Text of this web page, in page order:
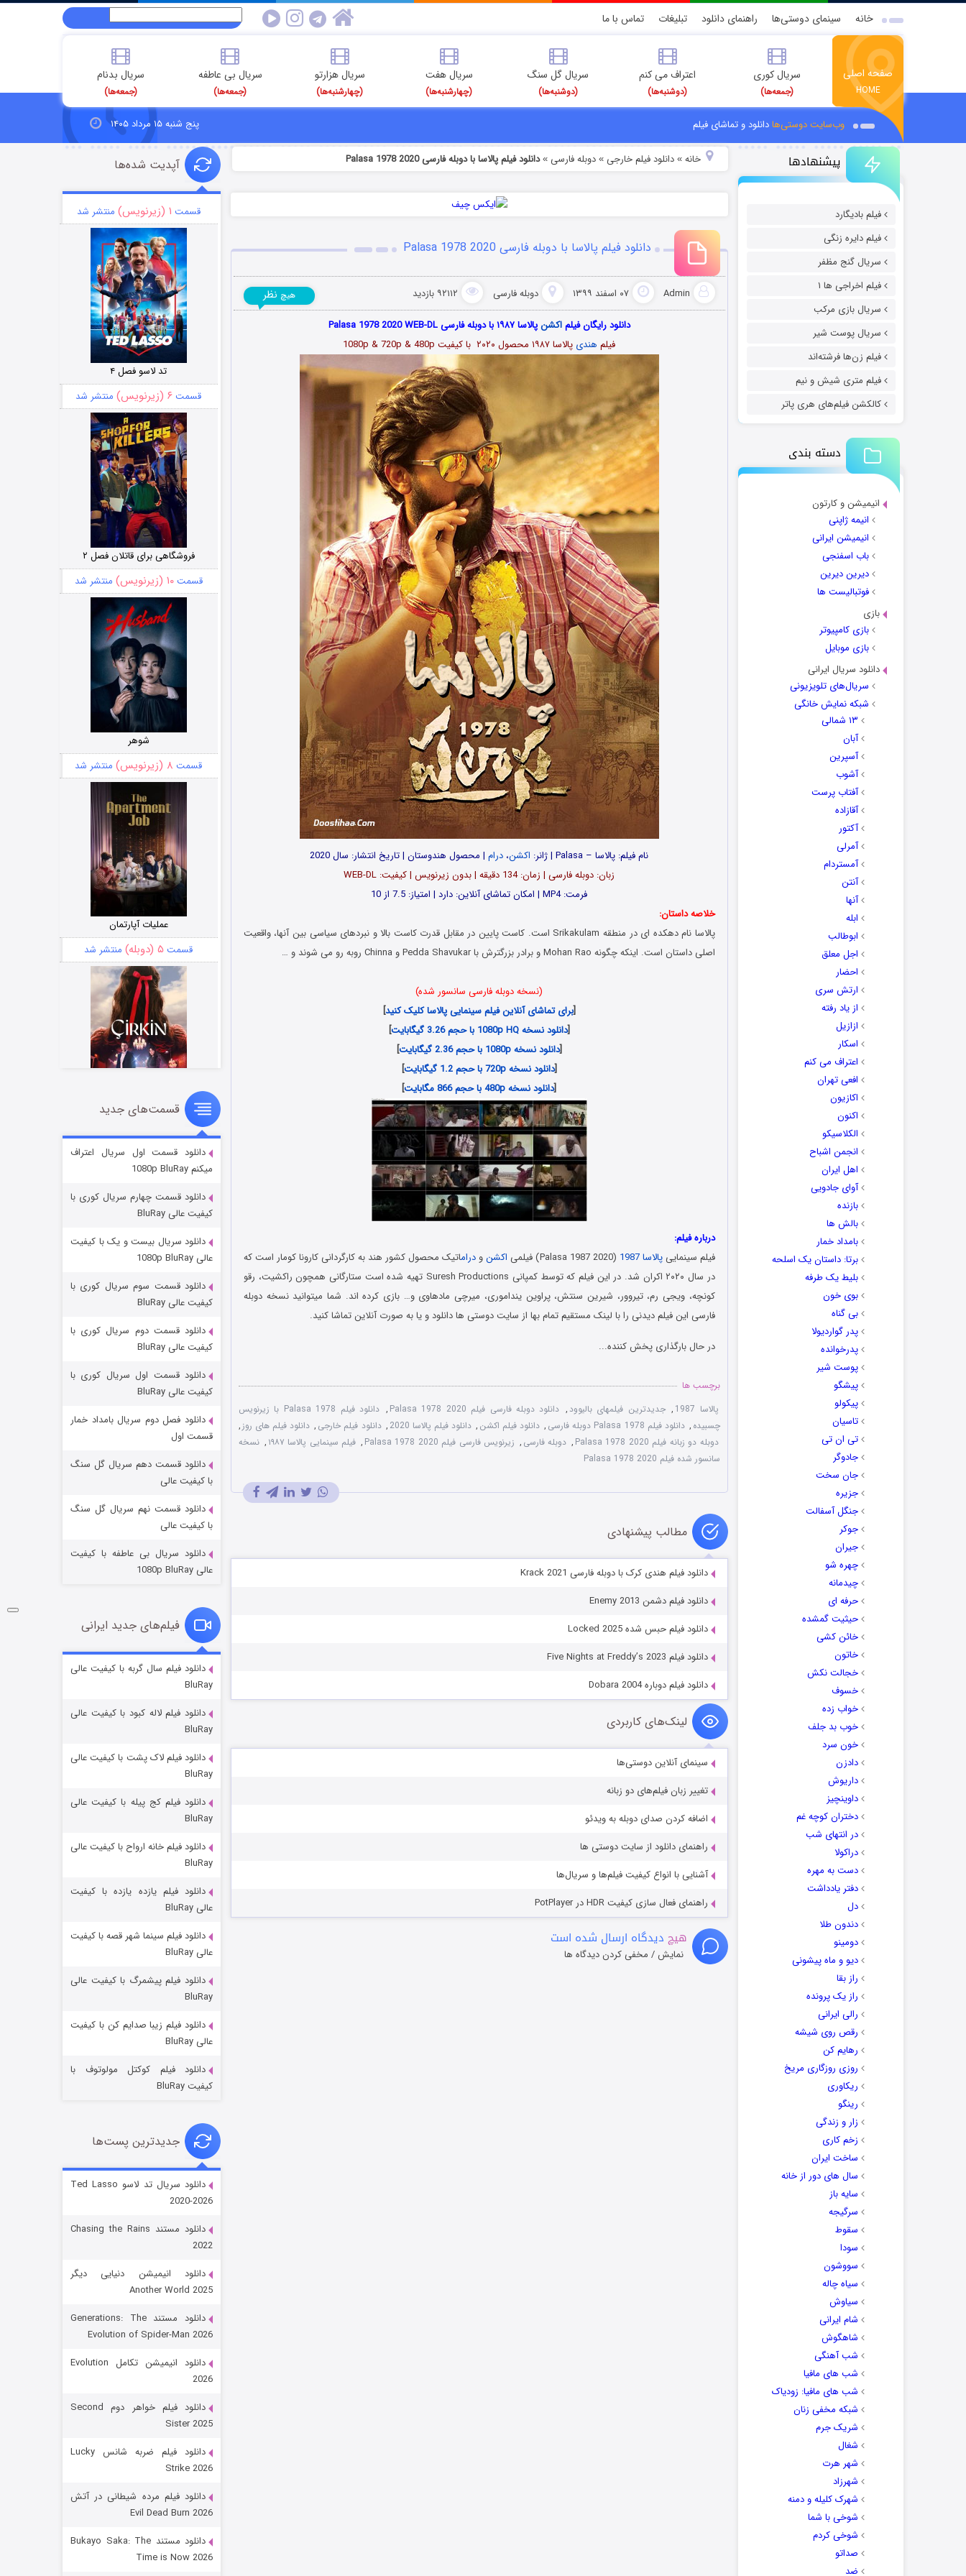
خانه سینمای دوستی‌ها راهنمای دانلود تبلیغات تماس با ما
صفحه اصلی
HOME
سریال کوری
(جمعه‌ها)
اعتراف می کنم
(دوشنبه‌ها)
سریال گل سنگ
(دوشنبه‌ها)
سریال هفت
(چهارشنبه‌ها)
سریال هزارتو
(چهارشنبه‌ها)
سریال بی عاطفه
(جمعه‌ها)
سریال بدنام
(جمعه‌ها)
وب‌سایت دوستی‌هادانلود و تماشای فیلم پنج شنبه ۱۵ مرداد ۱۴۰۵
پیشنهادها
فیلم بادیگارد
فیلم دایره زنگی
سریال گنج مظفر
فیلم اخراجی ها ۱
سریال بازی مرکب
سریال پوست شیر
فیلم زن‌ها فرشته‌اند
فیلم متری شیش و نیم
کالکشن فیلم‌های هری پاتر
دسته بندی
انیمیشن و کارتون
انیمه ژاپنی
انیمیشن ایرانی
باب اسفنجی
دیرین دیرین
فوتبالیست ها
بازی
بازی کامپیوتر
بازی موبایل
دانلود سریال ایرانی
سریال‌های تلویزیونی
شبکه نمایش خانگی
۱۳ شمالی
آبان
آسپرین
آشوب
آفتاب پرست
آقازاده
آکتور
آمرلی
آمستردام
آنتن
آنها
ابله
ابوطالب
اجل معلق
احضار
ارتش سری
از یاد رفته
ازازیل
اسکار
اعتراف می کنم
افعی تهران
اکازیون
اکنون
الکلاسیکو
انجمن اشباح
اهل ایران
آوای جادویی
بازنده
بالش ها
بامداد خمار
برتا: داستان یک اسلحه
بلیط یک‌‌ طرفه
بوی خون
بی گناه
پدر گواردیولا
پدرخوانده
پوست شیر
پیشگو
پیکولو
تاسیان
تی ان تی
جادوگر
جان سخت
جزیره
جنگل آسفالت
جوکر
جیران
چهره شو
چیدمانه
حرفه ای
حیثیت گمشده
خائن کشی
خاتون
خجالت نکش
خسوف
خواب زده
خوب بد جلف
خون سرد
دادزن
داریوش
داوینچیز
دختران کوچه غم
در انتهای شب
دراکولا
دست به مهره
دفتر یادداشت
دل
دندون طلا
دومینو
دیو و ماه پیشونی
راز بقا
راز یک پرونده
رالی ایرانی
رقص روی شیشه
رهایم کن
روزی روزگاری مریخ
ریکاوری
رینگو
زار و زندگی
زخم کاری
ساخت ایران
سال های دور از خانه
سایه باز
سرگیجه
سقوط
سودا
سووشون
سیاه چاله
سیاوش
شام ایرانی
شاهگوش
شب آهنگی
شب های مافیا
شب های مافیا: زودیاک
شبکه مخفی زنان
شریک جرم
شغال
شهر هرت
شهرزاد
شهرک کلیله و دمنه
شوخی با شما
شوخی کردم
صداتو
ضد
خانه» دانلود فیلم خارجی » دوبله فارسی »دانلود فیلم پالاسا با دوبله فارسی Palasa 1978 2020
دانلود فیلم پالاسا با دوبله فارسی Palasa 1978 2020
Admin ۰۷ اسفند ۱۳۹۹ دوبله فارسی ۹۲۱۱۲ بازدید هیچ نظر
دانلود رایگان فیلماکشنپالاسا ۱۹۸۷ با دوبله فارسی Palasa 1978 2020 WEB-DL
فیلم هندی پالاسا ۱۹۸۷ محصول ۲۰۲۰ با کیفیت 1080p & 720p & 480p
نام فیلم: پالاسا – Palasa | ژانر: اکشن، درام| محصول هندوستان | تاریخ انتشار: سال 2020
زبان: دوبله فارسی | زمان: 134 دقیقه | بدون زیرنویس | کیفیت: WEB-DL
فرمت: MP4 | امکان تماشای آنلاین: دارد | امتیاز: 7.5 از 10
خلاصه داستان:
پالاسا نام دهکده ای در منطقه Srikakulam است. کاست پایین در مقابل قدرت کاست بالا و نبردهای سیاسی بین آنها، واقعیت
اصلی داستان است. اینکه چگونه Mohan Rao و برادر بزرگترش با Pedda Shavukar و Chinna روبه رو می شوند و …
(نسخه دوبله فارسی سانسور شده)
[برای تماشای آنلاین فیلم سینمایی پالاسا کلیک کنید]
[دانلود نسخه 1080p HQ با حجم 3.26 گیگابایت
]
[دانلود نسخه 1080p با حجم 2.36 گیگابایت
]
[دانلود نسخه 720p با حجم 1.2 گیگابایت
]
[دانلود نسخه 480p با حجم 866 مگابایت ]
درباره فیلم:
فیلم سینماییپالاسا 1987 (Palasa 1987 2020) فیلمی اکشنو دراماتیک محصول کشور هند به کارگردانی کارونا کومار است که
در سال ۲۰۲۰ اکران شد. در این فیلم که توسط کمپانی Suresh Productions تهیه شده است ستارگانی همچون راکشیت، رقو
کونچه، ویجی رم، تیروور، شیرین سنتش، پراوین ینداموری، میرچی مادهاوی و… بازی کرده اند. شما میتوانید نسخه دوبله
فارسی این فیلم دیدنی را با لینک مستقیم تمام بها از سایت دوستی ها دانلود و یا به صورت آنلاین تماشا کنید.
در حال بارگذاری پخش کننده...
برچسب ها
پالاسا 1987
, جدیدترین فیلمهای بالیوود , دانلود دوبله فارسی فیلم Palasa 1978 2020 ,
دانلود فیلم Palasa 1978 با زیرنویس
چسبیده , دانلود فیلم Palasa 1978 دوبله فارسی , دانلود فیلم اکشن , دانلود فیلم پالاسا 2020 , دانلود فیلم خارجی , دانلود فیلم های روز ,
دوبله دو زبانه فیلم Palasa 1978 2020
, دوبله فارسی , زیرنویس فارسی فیلم Palasa 1978 2020 , فیلم سینمایی پالاسا ۱۹۸۷ , نسخه
سانسور شده فیلم Palasa 1978 2020
مطالب پیشنهادی
دانلود فیلم هندی کرک با دوبله فارسی Krack 2021
دانلود فیلم دشمن Enemy 2013
دانلود فیلم حبس شده Locked 2025
دانلود فیلم Five Nights at Freddy’s 2023
دانلود فیلم دوباره Dobara 2004
لینک‌های کاربردی
سینمای آنلاین دوستی‌ها
تغییر زبان فیلم‌های دو زبانه
اضافه کردن صدای دوبله به ویدئو
راهنمای دانلود از سایت دوستی ها
آشنایی با انواع کیفیت فیلم‌ها و سریال‌ها
راهنمای فعال سازی کیفیت HDR در PotPlayer
هیچ دیدگاه ارسال شده است
نمایش / مخفی کردن دیدگاه ها
آپدیت شده‌ها
قسمت ۱ (زیرنویس) منتشر شد
تد لاسو فصل ۴
قسمت ۶ (زیرنویس) منتشر شد
فروشگاهی برای قاتلان فصل ۲
قسمت۱۰ (زیرنویس) منتشر شد
شوهر
قسمت ۸ (زیرنویس) منتشر شد
عملیات آپارتمان
قسمت ۵ (دوبله) منتشر شد
سریال زشت
قسمت۲ (زیرنویس) منتشر شد
مردگان متحرک: شهر مرده ۳
شکست استوارت در نجات جهان
قسمت ۷ (زیرنویس) منتشر شد
شوگر فصل ۲
قسمت
خاندان اژدها فصل ۳
جادوگری در مغولستان
قسمت
رویایی برای تو
قسمت
قسمت‌های جدید
دانلود قسمت اول سریال اعتراف
میکنم 1080p BluRay
دانلود قسمت چهارم سریال کوری با
کیفیت عالی BluRay
دانلود سریال بیست و یک با کیفیت
عالی 1080p BluRay
دانلود قسمت سوم سریال کوری با
کیفیت عالی BluRay
دانلود قسمت دوم سریال کوری با
کیفیت عالی BluRay
دانلود قسمت اول سریال کوری با
کیفیت عالی BluRay
دانلود فصل دوم سریال بامداد خمار
قسمت اول
دانلود قسمت دهم سریال گل سنگ
با کیفیت عالی
دانلود قسمت نهم سریال گل سنگ
با کیفیت عالی
دانلود سریال بی عاطفه با کیفیت
عالی 1080p BluRay
فیلم‌های جدید ایرانی
دانلود فیلم سال گربه با کیفیت عالی
BluRay
دانلود فیلم لاله کبود با کیفیت عالی
BluRay
دانلود فیلم لاک پشت با کیفیت عالی
BluRay
دانلود فیلم کج‌ پیله با کیفیت عالی
BluRay
دانلود فیلم خانه ارواح با کیفیت عالی
BluRay
دانلود فیلم یازده یازده با کیفیت
عالی BluRay
دانلود فیلم سینما شهر قصه با کیفیت
عالی BluRay
دانلود فیلم پیشمرگ با کیفیت عالی
BluRay
دانلود فیلم زیبا صدایم کن با کیفیت
عالی BluRay
دانلود فیلم کوکتل مولوتوف با
کیفیت BluRay
جدیدترین پست‌ها
دانلود سریال تد لاسو Ted Lasso
2020-2026
دانلود مستند Chasing the Rains
2022
دانلود انیمیشن دنیایی دیگر
Another World 2025
دانلود مستند Generations: The
Evolution of Spider-Man 2026
دانلود انیمیشن تکامل Evolution
2026
دانلود فیلم خواهر دوم Second
Sister 2025
دانلود فیلم ضربه شانس Lucky
Strike 2026
دانلود فیلم مرده شیطانی در آتش
Evil Dead Burn 2026
دانلود مستند Bukayo Saka: The
Time is Now 2026